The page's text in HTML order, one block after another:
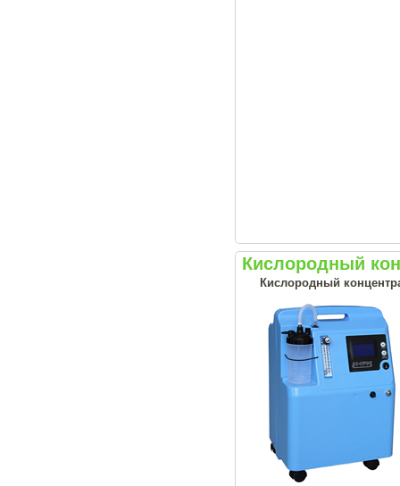
Кислородный
Кислородный